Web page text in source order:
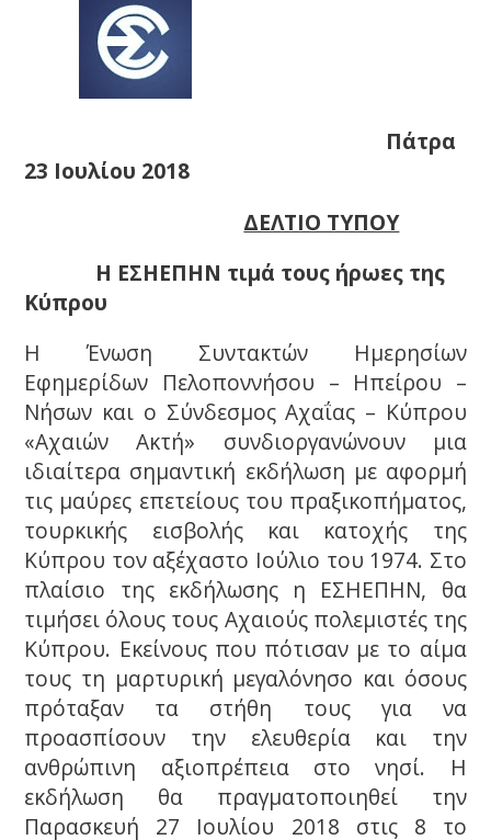
Πάτρα
23 Ιουλίου 2018
ΔΕΛΤΙΟ ΤΥΠΟΥ
Η ΕΣΗΕΠΗΝ τιμά τους ήρωες της
Κύπρου
Η Ένωση Συντακτών Ημερησίων
Εφημερίδων Πελοποννήσου – Ηπείρου –
Νήσων και ο Σύνδεσμος Αχαΐας – Κύπρου
«Αχαιών Ακτή» συνδιοργανώνουν μια
ιδιαίτερα σημαντική εκδήλωση με αφορμή
τις μαύρες επετείους του πραξικοπήματος,
τουρκικής εισβολής και κατοχής της
Κύπρου τον αξέχαστο Ιούλιο του 1974. Στο
πλαίσιο της εκδήλωσης η ΕΣΗΕΠΗΝ, θα
τιμήσει όλους τους Αχαιούς πολεμιστές της
Κύπρου. Εκείνους που πότισαν με το αίμα
τους τη μαρτυρική μεγαλόνησο και όσους
πρόταξαν τα στήθη τους για να
προασπίσουν την ελευθερία και την
ανθρώπινη αξιοπρέπεια στο νησί. Η
εκδήλωση θα πραγματοποιηθεί την
Παρασκευή 27 Ιουλίου 2018 στις 8 το